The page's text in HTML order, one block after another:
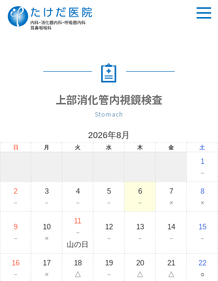
上部消化管内視鏡検査
Stomach
2026年8月
日 月 火 水 木 金 土
1
－
2
－
3
－
4
－
5
－
6
－
7
×
8
×
9
－
10
×
11
－
山の日
12
－
13
－
14
－
15
－
16
－
17
×
18
△
19
－
20
△
21
△
22
○